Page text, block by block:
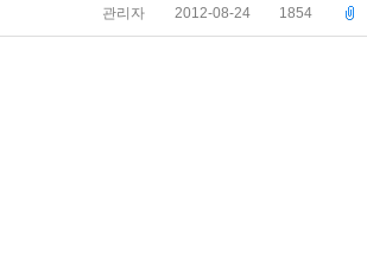
관리자 2012-08-24 1854